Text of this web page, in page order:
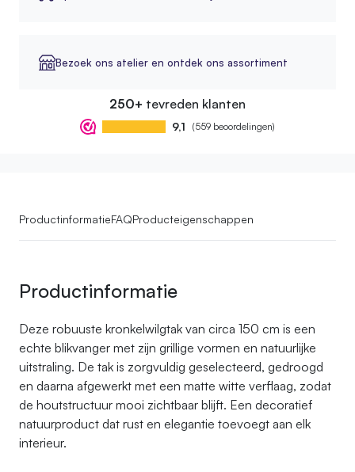
Bezoek ons atelier en ontdek ons assortiment
250+ tevreden klanten
9,1 (559 beoordelingen)
ProductinformatieFAQProducteigenschappen
Productinformatie
Deze robuuste kronkelwilgtak van circa 150 cm is een
echte blikvanger met zijn grillige vormen en natuurlijke
uitstraling. De tak is zorgvuldig geselecteerd, gedroogd
en daarna afgewerkt met een matte witte verflaag, zodat
de houtstructuur mooi zichtbaar blijft. Een decoratief
natuurproduct dat rust en elegantie toevoegt aan elk
interieur.